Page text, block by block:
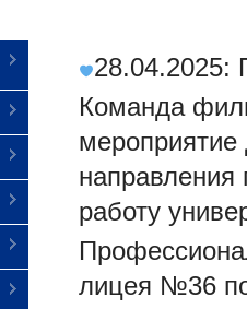
28.04.2025:
Команда
мероприятие
направления
работу
лицея №36